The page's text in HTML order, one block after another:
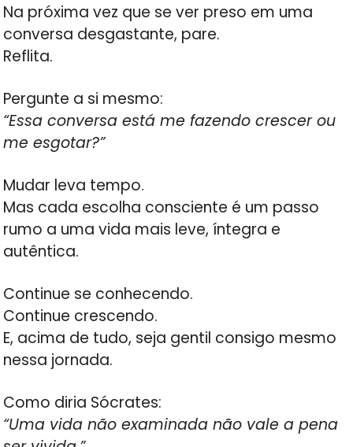
Na próxima vez que se ver preso em uma
conversa desgastante, pare.
Reflita.
Pergunte a si mesmo:
“Essa conversa está me fazendo crescer ou
me esgotar?”
Mudar leva tempo.
Mas cada escolha consciente é um passo
rumo a uma vida mais leve, íntegra e
autêntica.
Continue se conhecendo.
Continue crescendo.
E, acima de tudo, seja gentil consigo mesmo
nessa jornada.
Como diria Sócrates:
“Uma vida não examinada não vale a pena